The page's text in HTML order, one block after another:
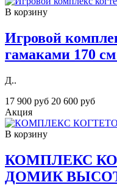
В корзину
Игровой
гамаками 170
Д..
17 900 руб 20 600 руб
Акция
В корзину
КОМПЛЕКС
ДОМИК